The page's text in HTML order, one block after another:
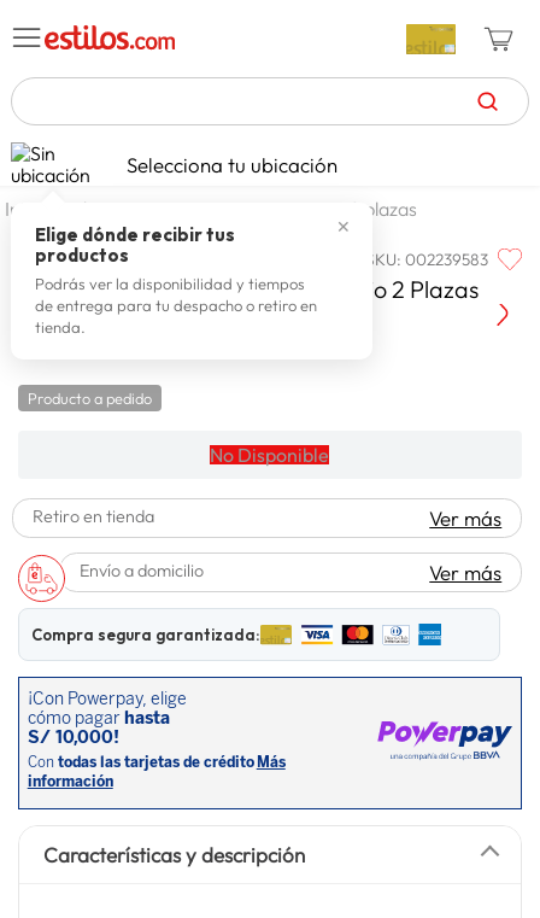
TÉRMINOS MÁS BUSCADOS
1. zapatillas mujer
2. celulares
3. zapatillas hombre
4. moda
6. tv
9. spiderman
10 . lavadora
Selecciona tu ubicación
✕
Elige dónde recibir tus
productos
Podrás ver la disponibilidad y tiempos
de entrega para tu despacho o retiro en
tienda.
dormitorio camas 2 plazas
PARAISO SKU:002239583
Paraiso Cama Su Majestad De Lujo 2 Plazas
Producto a pedido
No Disponible
Retiro en tienda Ver más
Envío a domicilio Ver más
Compra segura garantizada:
Características y descripción